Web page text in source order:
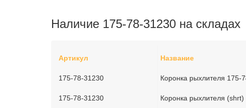
Наличие 175-78-31230 на складах
Артикул Название
175-78-31230 Коронка рыхлителя 175-
175-78-31230 Коронка рыхлителя (shrt)